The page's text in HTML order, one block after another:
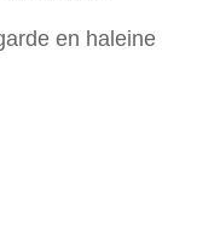
en haleine